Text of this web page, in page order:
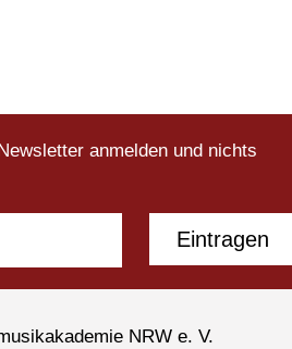
anmelden und nichts
Eintragen
NRW e. V.